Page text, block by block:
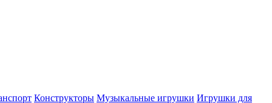
Конструкторы Музыкальные игрушки Игрушки для